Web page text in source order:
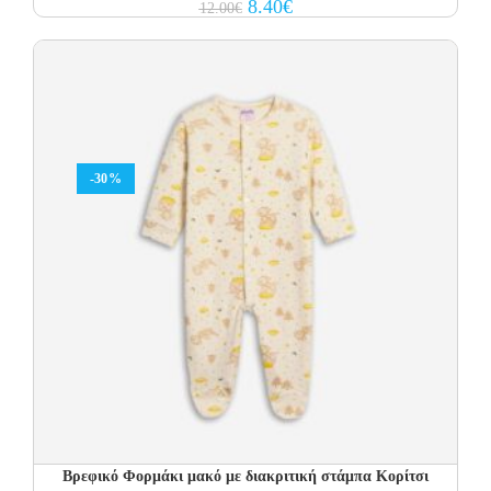
12.00€
price
8.40€
price
-30%
Βρεφικό Φορμάκι μακό με διακριτική στάμπα Κορίτσι